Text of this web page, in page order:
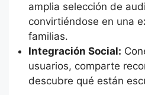
amplia selección de
convirtiéndose en una
familias.
Integración Social:
usuarios, comparte
descubre qué están